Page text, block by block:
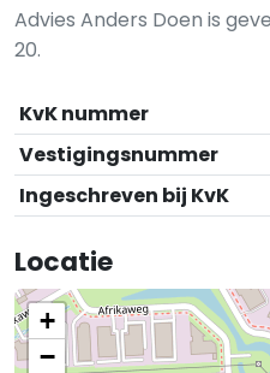
Advies Anders Doen is
20.
KvK nummer
Vestigingsnummer
Ingeschreven bij KvK
Locatie
+
−